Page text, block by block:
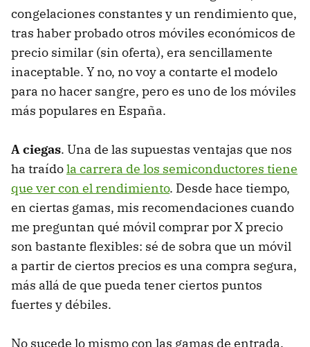
congelaciones constantes y un rendimiento que,
tras haber probado otros móviles económicos de
precio similar (sin oferta), era sencillamente
inaceptable. Y no, no voy a contarte el modelo
para no hacer sangre, pero es uno de los móviles
más populares en España.
A ciegas. Una de las supuestas ventajas que nos
ha traídola carrera de los semiconductores tiene
que ver con el rendimiento. Desde hace tiempo,
en ciertas gamas, mis recomendaciones cuando
me preguntan qué móvil comprar por X precio
son bastante flexibles: sé de sobra que un móvil
a partir de ciertos precios es una compra segura,
más allá de que pueda tener ciertos puntos
fuertes y débiles.
No sucede lo mismo con las gamas de entrada.